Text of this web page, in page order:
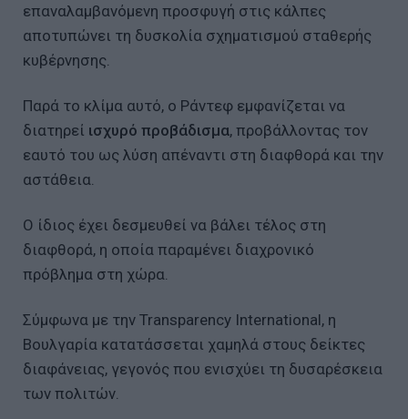
επαναλαμβανόμενη προσφυγή στις κάλπες
αποτυπώνει τη δυσκολία σχηματισμού σταθερής
κυβέρνησης.
Παρά το κλίμα αυτό, ο Ράντεφ εμφανίζεται να
διατηρεί ισχυρό προβάδισμα, προβάλλοντας τον
εαυτό του ως λύση απέναντι στη διαφθορά και την
αστάθεια.
Ο ίδιος έχει δεσμευθεί να βάλει τέλος στη
διαφθορά, η οποία παραμένει διαχρονικό
πρόβλημα στη χώρα.
Σύμφωνα με την Transparency International, η
Βουλγαρία κατατάσσεται χαμηλά στους δείκτες
διαφάνειας, γεγονός που ενισχύει τη δυσαρέσκεια
των πολιτών.